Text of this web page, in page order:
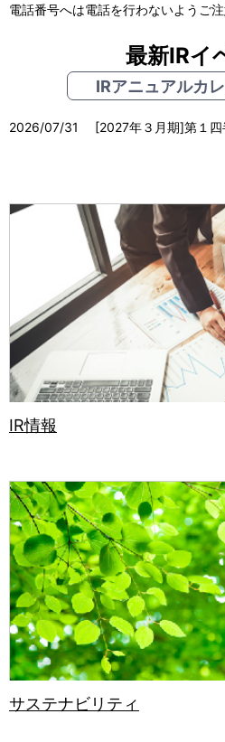
電話番号へは電話を行わないようご
最新IRイ
IRアニュアルカ
2026/07/31 [2027年３月期]第１四
IR情報
サステナビリティ